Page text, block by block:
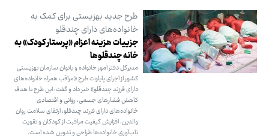
طرح جدید بهزیستی برای کمک به
خانواده‌های دارای چندقلو
جزییات هزینه اعزام «پرستار کودک» به
خانه چندقلوها
مدیرکل دفتر امور خانواده و بانوان سازمان بهزیستی
کشور از اجرای پایلوت طرح «مراقب همراه خانواده‌های
دارای فرزند چندقلو» خبر داد و گفت: این طرح با هدف
کاهش فشارهای جسمی، روانی و اقتصادی
خانواده‌های دارای فرزند چندقلو، ارتقای سلامت روان
والدین، افزایش کیفیت مراقبت از کودکان و تقویت
تاب‌آوری خانواده‌ها طراحی و تدوین شده است.